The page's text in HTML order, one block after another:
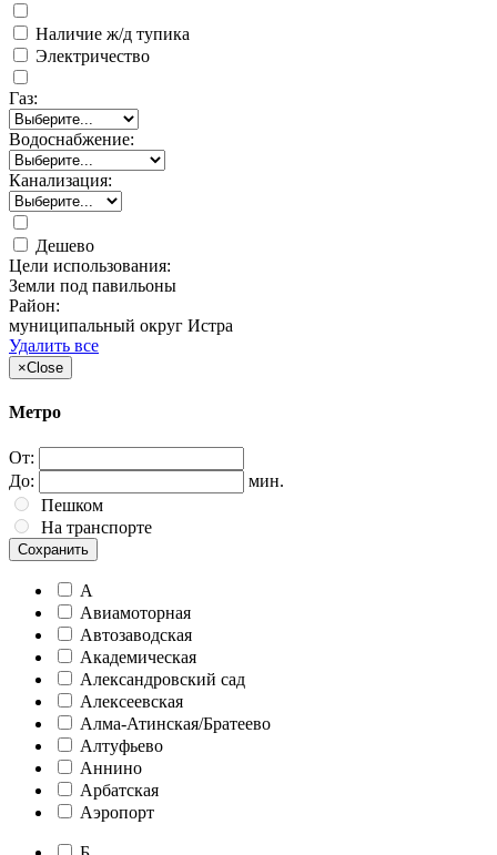
Наличие ж/д тупика
Электричество
Газ:
Водоснабжение:
Канализация:
Дешево
Цели использования:
Земли под павильоны
Район:
муниципальный округ Истра
Удалить все
×Close
Метро
От:
До:
мин.
Пешком
На транспорте
Сохранить
А
Авиамоторная
Автозаводская
Академическая
Александровский сад
Алексеевская
Алма-Атинская/Братеево
Алтуфьево
Аннино
Арбатская
Аэропорт